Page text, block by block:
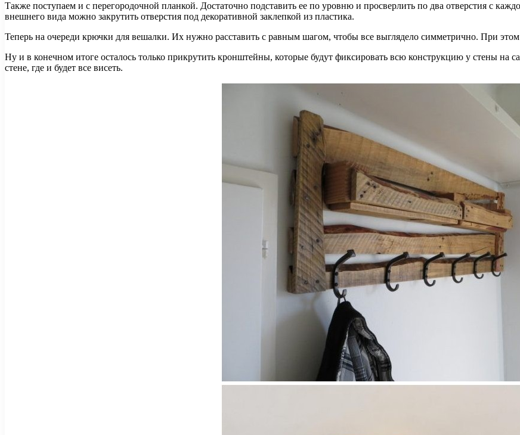
Также поступаем и с перегородочной планкой. Достаточно подставить ее по уровню и просверлить по два отверстия с
внешнего вида можно закрутить отверстия под декоративной заклепкой из пластика.
Теперь на очереди крючки для вешалки. Их нужно расставить с равным шагом, чтобы все выглядело симметрично. При этом
Ну и в конечном итоге осталось только прикрутить кронштейны, которые будут фиксировать всю конструкцию у стены на
стене, где и будет все висеть.